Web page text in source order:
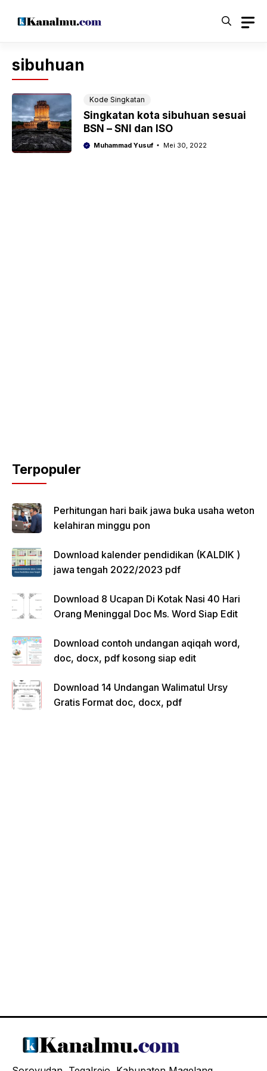
sibuhuan
Kode Singkatan
Singkatan kota sibuhuan sesuai
BSN – SNI dan ISO
Muhammad Yusuf Mei 30, 2022
Terpopuler
Perhitungan hari baik jawa buka usaha weton
kelahiran minggu pon
Download kalender pendidikan (KALDIK )
jawa tengah 2022/2023 pdf
Download 8 Ucapan Di Kotak Nasi 40 Hari
Orang Meninggal Doc Ms. Word Siap Edit
Download contoh undangan aqiqah word,
doc, docx, pdf kosong siap edit
Download 14 Undangan Walimatul Ursy
Gratis Format doc, docx, pdf